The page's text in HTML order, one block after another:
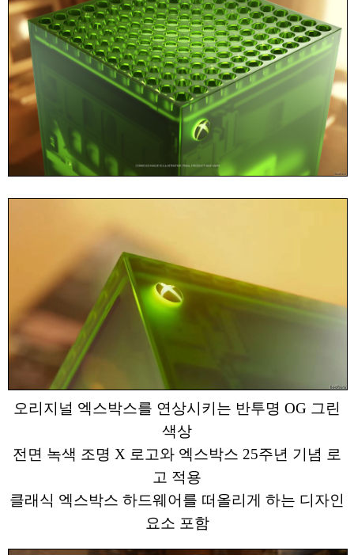
오리지널 엑스박스를 연상시키는 반투명 OG 그린
색상
전면 녹색 조명 X 로고와 엑스박스 25주년 기념 로
고 적용
클래식 엑스박스 하드웨어를 떠올리게 하는 디자인
요소 포함